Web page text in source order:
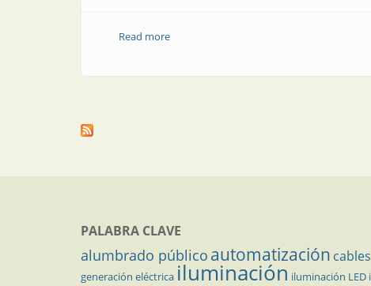
Read moreabout AADL | Capacitación de alto nivel
PALABRA CLAVE
alumbrado público automatización cables
generación eléctrica iluminación iluminación LED